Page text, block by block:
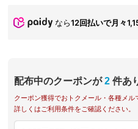
なら12回払いで月々
配布中のクーポンが 2 件あ
クーポン獲得でおトクメール・各種メル
詳しくはご利用条件をご確認ください。